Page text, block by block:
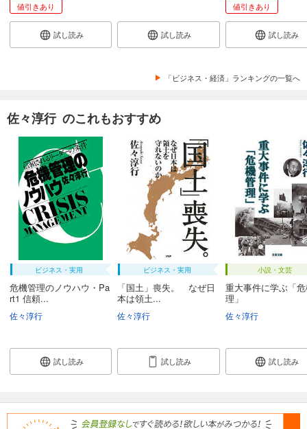
値引きあり
試し読み 試し読み
値引きあり
試し読み
「ビジネス・経済」ランキングの一覧へ
佐々淳行 のこれもおすすめ
ビジネス・実用
危機管理のノウハウ・Pa
rt1 信頼...
佐々淳行
試し読み
ビジネス・実用
「国土」喪失。 なぜ日
本は領土...
佐々淳行
試し読み
小説・文芸
重大事件に学ぶ「
理」
佐々淳行
試し読み